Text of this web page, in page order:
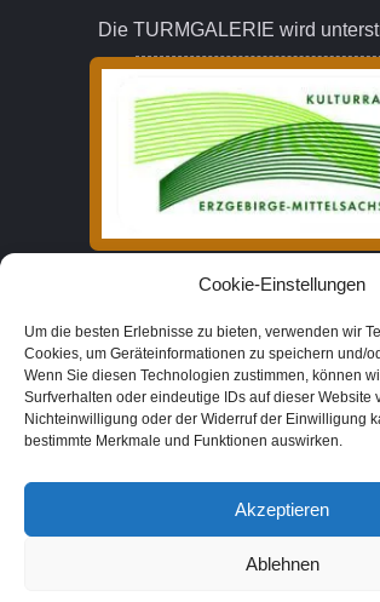
Cookie-Einstellungen
Um die besten Erlebnisse zu bieten, verwenden wir
Cookies, um Geräteinformationen zu speichern und/
Wenn Sie diesen Technologien zustimmen, können
Surfverhalten oder eindeutige IDs auf dieser Website
Nichteinwilligung oder der Widerruf der Einwilligung
bestimmte Merkmale und Funktionen auswirken.
Akzeptieren
Ablehnen
Die TURMGALERIE wird
Folgen Sie uns
Link zum